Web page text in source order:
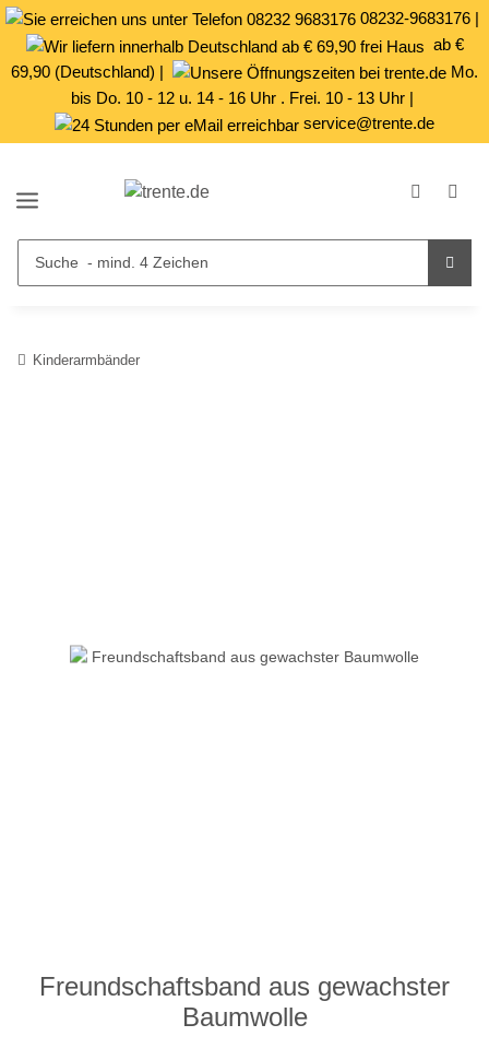
08232-9683176 |
ab €
69,90 (Deutschland) |
Mo.
bis Do. 10 - 12 u. 14 - 16 Uhr . Frei. 10 - 13 Uhr |
service@trente.de
Kinderarmbänder
Freundschaftsband aus gewachster
Baumwolle